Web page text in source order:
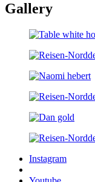
Gallery
Instagram